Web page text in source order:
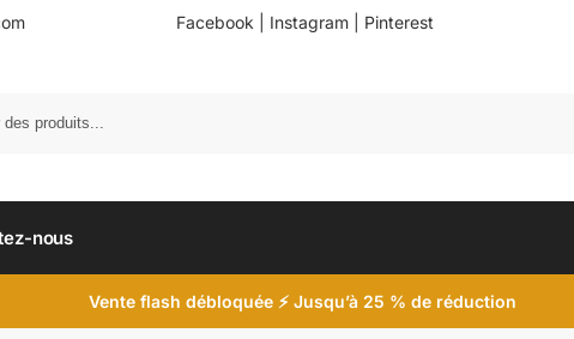
Facebook Instagram| Pinterest
nous
Vente flash débloquée ⚡ Jusqu’à 25 % de réduction